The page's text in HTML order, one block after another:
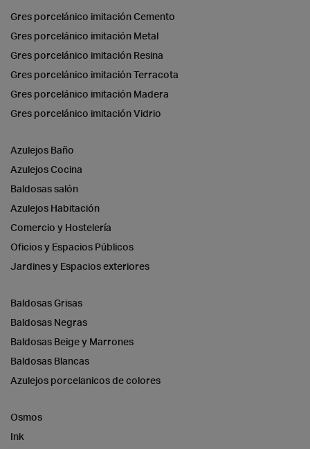
Gres porcelánico imitación Cemento
Gres porcelánico imitación Metal
Gres porcelánico imitación Resina
Gres porcelánico imitación Terracota
Gres porcelánico imitación Madera
Gres porcelánico imitación Vidrio
Azulejos Baño
Azulejos Cocina
Baldosas salón
Azulejos Habitación
Comercio y Hostelería
Oficios y Espacios Públicos
Jardines y Espacios exteriores
Baldosas Grisas
Baldosas Negras
Baldosas Beige y Marrones
Baldosas Blancas
Azulejos porcelanicos de colores
Osmos
Ink